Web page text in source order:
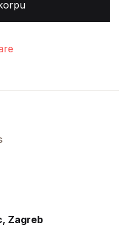
Zagreb